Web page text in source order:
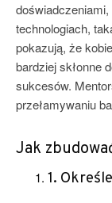
technologiach,
pokazują, że
bardziej skłonne
sukcesów.
przełamywaniu
Jak
1.